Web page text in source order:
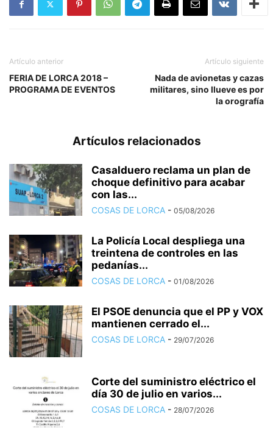
Artículo anterior
FERIA DE LORCA 2018 –
PROGRAMA DE EVENTOS
Artículo siguiente
Nada de avionetas y cazas
militares, sino llueve es por
la orografía
Artículos relacionados
Casalduero reclama un plan de
choque definitivo para acabar
con las...
COSAS DE LORCA - 05/08/2026
La Policía Local despliega una
treintena de controles en las
pedanías...
COSAS DE LORCA - 01/08/2026
El PSOE denuncia que el PP y VOX
mantienen cerrado el...
COSAS DE LORCA - 29/07/2026
Corte del suministro eléctrico el
día 30 de julio en varios...
COSAS DE LORCA - 28/07/2026